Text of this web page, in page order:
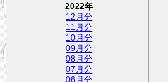
2022年
12月分
11月分
10月分
09月分
08月分
07月分
06月分